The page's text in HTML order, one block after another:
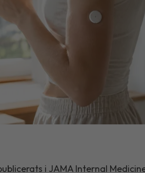
i JAMA Internal